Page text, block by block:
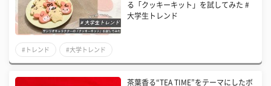
る「クッキーキット」を試してみた #
大学生トレンド
#トレンド #大学トレンド
茶葉香る“TEA TIME”をテーマにしたボ